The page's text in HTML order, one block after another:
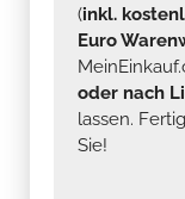
(inkl.
Euro
oder nach
lassen.
Sie!